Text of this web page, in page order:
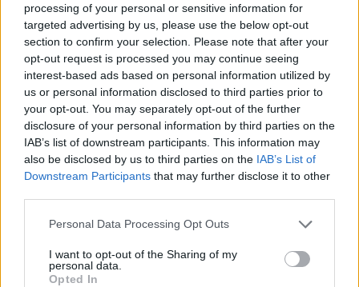
processing of your personal or sensitive information for
targeted advertising by us, please use the below opt-out
section to confirm your selection. Please note that after your
opt-out request is processed you may continue seeing
interest-based ads based on personal information utilized by
us or personal information disclosed to third parties prior to
your opt-out. You may separately opt-out of the further
disclosure of your personal information by third parties on the
IAB’s list of downstream participants. This information may
also be disclosed by us to third parties on the IAB’s List of
Downstream Participants that may further disclose it to other
Personal Data Processing Opt Outs
I want to opt-out of the Sharing of my
personal data.
Opted In
Όπως σημείωσε ο Δήμαρχος,οι ισχυροί άνεμοι
προκάλεσαν την αποκόλληση της παλαιάς και
σαθρής επικάλυψης των τοιχωμάτων, η οποία
μετρά 50 έτη. Παράλληλα, υπογράμμισε την
άμεση κινητοποίηση των Τμημάτων Πολιτικής
Προστασίας, Πολιτισμού και της Τεχνικής
Υπηρεσίας του Δήμου, που επιχείρησαν σε
συνεργασία με την Πυροσβεστική και την Τροχαία.
απομάκρυνσης των υλικών, κρίθηκε απαραίτητη η
προσωρινή διακοπή της κυκλοφορίας στην οδό
Μαντζάρου.